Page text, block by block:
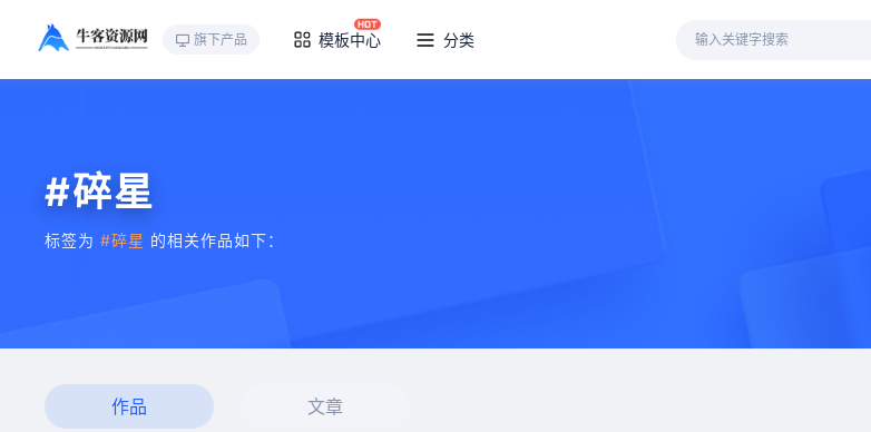
旗下产品 模板中心 分类
#碎星
标签为 #碎星 的相关作品如下：
作品 文章